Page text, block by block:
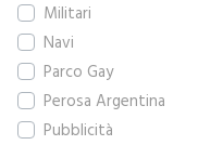
Militari
Navi
Parco Gay
Perosa Argentina
Pubblicità